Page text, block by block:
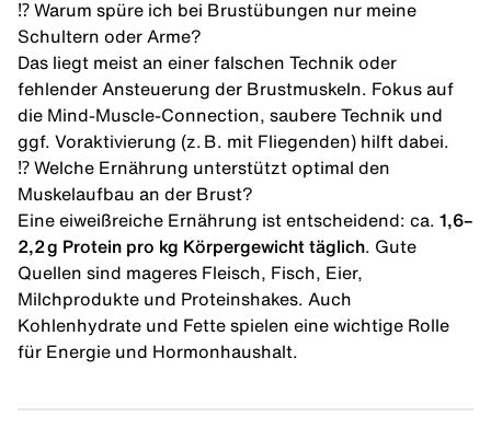
⁉️ Warum spüre ich bei Brustübungen nur meine
Schultern oder Arme?
Das liegt meist an einer falschen Technik oder
fehlender Ansteuerung der Brustmuskeln. Fokus auf
die Mind-Muscle-Connection, saubere Technik und
ggf. Voraktivierung (z. B. mit Fliegenden) hilft dabei.
⁉️ Welche Ernährung unterstützt optimal den
Muskelaufbau an der Brust?
Eine eiweißreiche Ernährung ist entscheidend: ca. 1,6–
2,2 g Protein pro kg Körpergewicht täglich . Gute
Quellen sind mageres Fleisch, Fisch, Eier,
Milchprodukte und Proteinshakes. Auch
Kohlenhydrate und Fette spielen eine wichtige Rolle
für Energie und Hormonhaushalt.